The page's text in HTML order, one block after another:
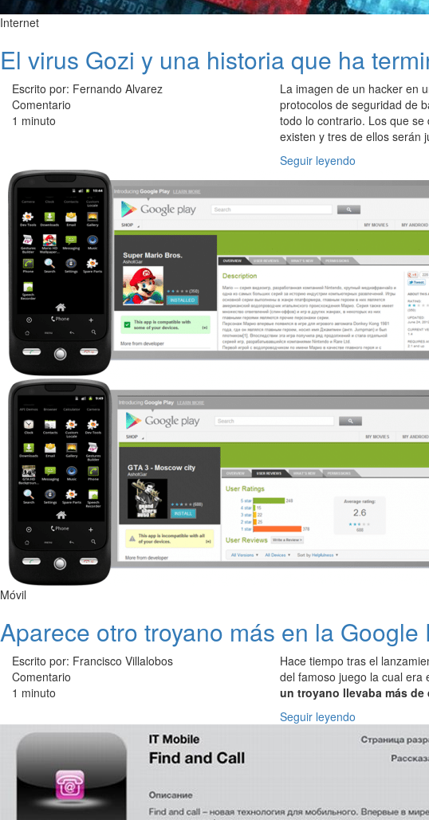
Internet
El virus Gozi y una historia que ha
Escrito por: Fernando Alvarez
Comentario
1 minuto
La imagen de un hacker en
protocolos de seguridad de
todo lo contrario. Los que se
existen y tres de ellos serán
Seguir leyendo
Móvil
Aparece otro troyano más en la Google
Escrito por: Francisco Villalobos
Comentario
1 minuto
Hace tiempo tras el
del famoso juego la cual era
un troyano llevaba más
Seguir leyendo